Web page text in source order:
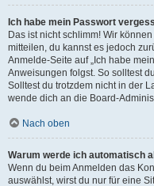
Ich habe mein Passwort
Das ist nicht schlimm! Wir
mitteilen, du kannst es jedoch
Anmelde-Seite auf „Ich habe
Anweisungen folgst. So solltest
Solltest du trotzdem nicht in der
wende dich an die Board-
Nach oben
Warum werde ich automatisch
Wenn du beim Anmelden das
auswählst, wirst du nur für eine